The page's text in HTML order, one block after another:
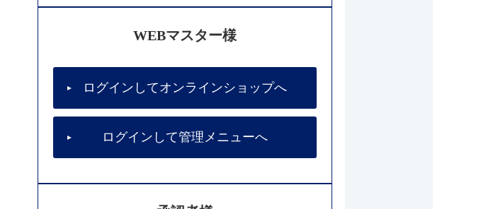
WEBマスター様
ログインしてオンラインショップへ
ログインして管理メニューへ